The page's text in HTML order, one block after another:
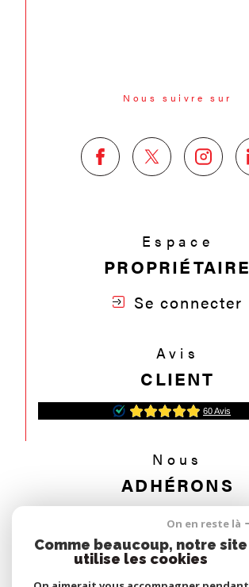
Nous suivre sur
Espace
PROPRIÉTAIRE
Se connecter
Avis
CLIENT
Nous
ADHÉRONS
On en reste là
Comme beaucoup, notre site
utilise les cookies